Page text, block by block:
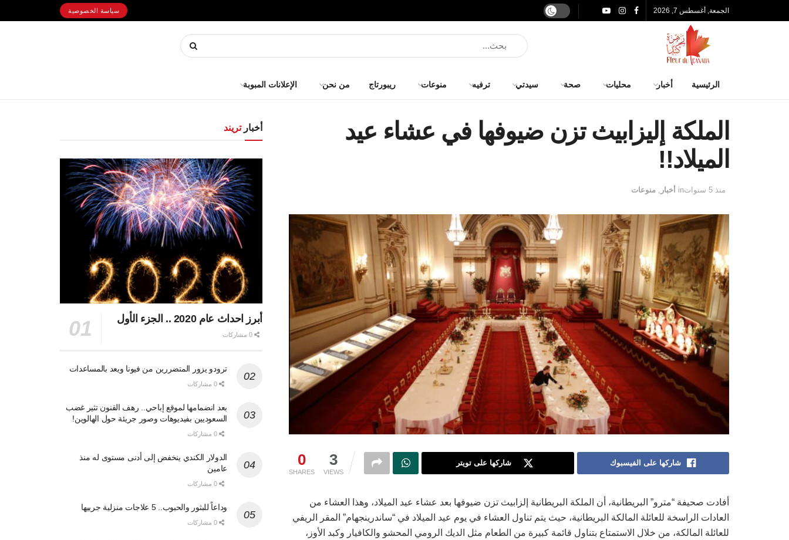
الجمعة, أغسطس 7, 2026 سياسة الخصوصية
الرئيسية أخبار محليات صحة سيدتي ترفيه منوعات ريبورتاج من نحن الإعلانات المبوبة
الملكة إليزابيث تزن ضيوفها في عشاء عيد
الميلاد!!
منذ 5 سنوات in أخبار منوعات
0
SHARES
3
VIEWS
شاركها على الفيسبوك شاركها على تويتر
أفادت صحيفة “مترو” البريطانية، أن الملكة البريطانية إلزابيث تزن ضيوفها بعد عشاء عيد الميلاد، وهذا العشاء من
العادات الراسخة للعائلة المالكة البريطانية، حيث يتم تناول العشاء في يوم عيد الميلاد في “ساندرينجهام” المقر الريفي
للعائلة المالكة، من خلال الاستمتاع بتناول قائمة كبيرة من الطعام مثل الديك الرومي المحشو والكافيار وكبد الأوز،
أخبارتريند
أبرز احداث عام 2020 .. الجزء الأول
ترودو يزور المتضررين من فيونا ويعد بالمساعدات
بعد انضمامها لموقع إباحي.. رهف القنون تثير غضب
السعوديين بفيديوهات وصور جريئة حول الهالوين!
الدولار الكندي ينخفض إلى أدنى مستوى له منذ
عامين
وداعاً للبثور والحبوب.. 5 علاجات منزلية جربيها